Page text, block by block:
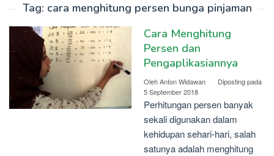
Tag: cara menghitung persen bunga pinjaman
Cara Menghitung
Persen dan
Pengaplikasiannya
OlehAnton Widawan
Diposting pada
5 September 2018
Perhitungan persen banyak
sekali digunakan dalam
kehidupan sehari-hari, salah
satunya adalah menghitung